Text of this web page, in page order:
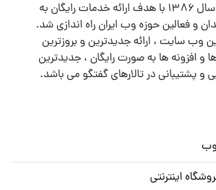
پرشین اسکریپت در سال ۱۳۸۶ با هدف ارائه خدمات رایگان به
و فعالین حوزه وب ایران راه اندازی شد.
وب سایت ، ارائه جدیدترین و بروزترین
و افزونه ها به صورت رایگان ، جدیدترین
پشتیبانی در تالارهای گفتگو می باشد.
وب
اینترنتی